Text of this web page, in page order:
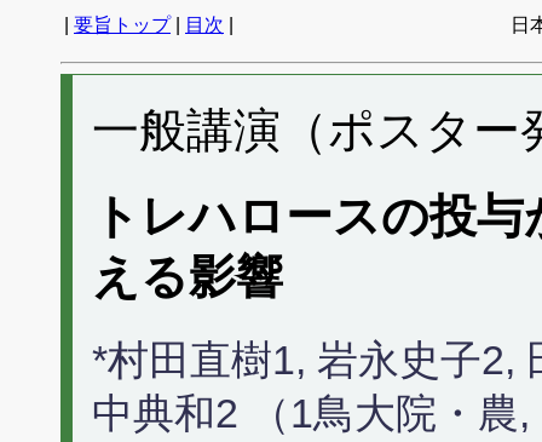
要旨トップ| 目次 日
一般講演（ポスター
トレハロースの投
える影響
*村田直樹1, 岩永史子2,
中典和2 （1鳥大院・農